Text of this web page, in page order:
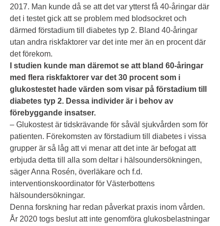
2017. Man kunde då se att det var ytterst få 40-åringar där
det i testet gick att se problem med blodsockret och
därmed förstadium till diabetes typ 2. Bland 40-åringar
utan andra riskfaktorer var det inte mer än en procent där
det förekom.
I studien kunde man däremot se att bland 60-åringar
med flera riskfaktorer var det 30 procent som i
glukostestet hade värden som visar på förstadium till
diabetes typ 2. Dessa individer är i behov av
förebyggande insatser.
– Glukostest är tidskrävande för såväl sjukvården som för
patienten. Förekomsten av förstadium till diabetes i vissa
grupper är så låg att vi menar att det inte är befogat att
erbjuda detta till alla som deltar i hälsoundersökningen,
säger Anna Rosén, överläkare och f.d.
interventionskoordinator för Västerbottens
hälsoundersökningar.
Denna forskning har redan påverkat praxis inom vården.
År 2020 togs beslut att inte genomföra glukosbelastningar